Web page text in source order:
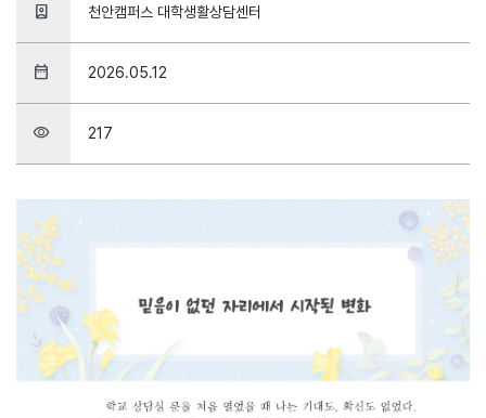
person_book 천안캠퍼스 대학생활상담센터
date_range 2026.05.12
visibility 217